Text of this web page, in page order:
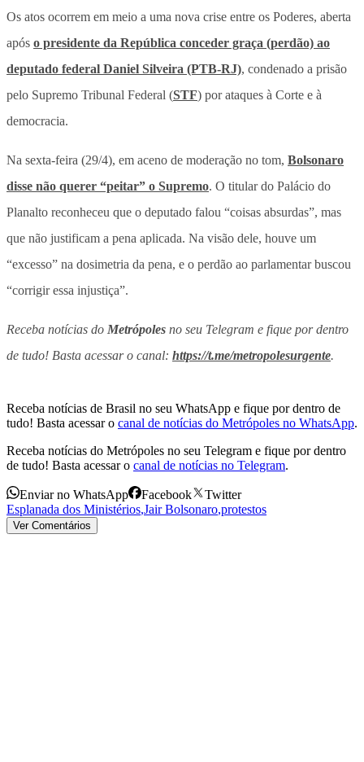
Os atos ocorrem em meio a uma nova crise entre os Poderes, aberta
após o presidente da República conceder graça (perdão) ao
deputado federal Daniel Silveira (PTB-RJ), condenado a prisão
pelo Supremo Tribunal Federal (STF) por ataques à Corte e à
democracia.
Na sexta-feira (29/4), em aceno de moderação no tom, Bolsonaro
disse não querer “peitar” o Supremo. O titular do Palácio do
Planalto reconheceu que o deputado falou “coisas absurdas”, mas
que não justificam a pena aplicada. Na visão dele, houve um
“excesso” na dosimetria da pena, e o perdão ao parlamentar buscou
“corrigir essa injustiça”.
Receba notícias do Metrópoles no seu Telegram e fique por dentro
de tudo! Basta acessar o canal: https://t.me/metropolesurgente.
Receba notícias de Brasil no seu WhatsApp e fique por dentro de
tudo! Basta acessar o canal de notícias do Metrópoles no WhatsApp.
Receba notícias do Metrópoles no seu Telegram e fique por dentro
de tudo! Basta acessar o canal de notícias no Telegram.
Enviar no WhatsApp Facebook
Twitter
Esplanada dos Ministérios,Jair Bolsonaro,protestos
Ver Comentários